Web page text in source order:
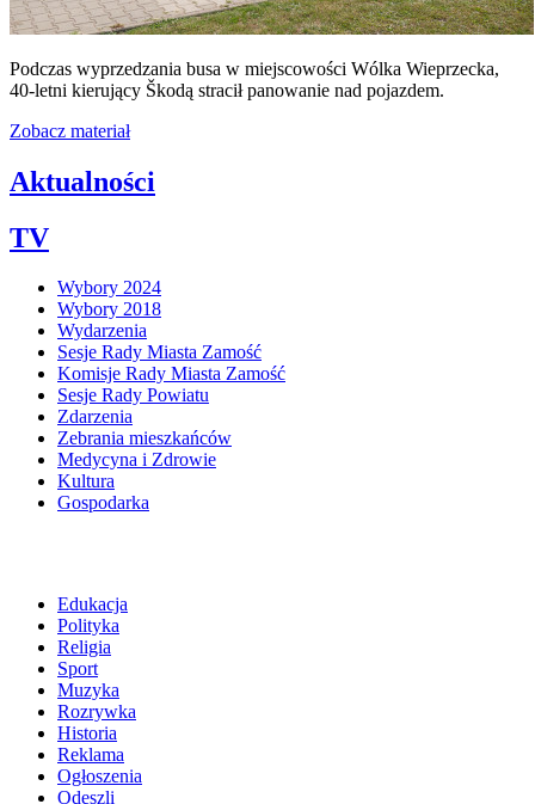
Podczas wyprzedzania busa w miejscowości Wólka Wieprzecka,
40-letni kierujący Škodą stracił panowanie nad pojazdem.
Zobacz materiał
Aktualności
TV
Wybory 2024
Wybory 2018
Wydarzenia
Sesje Rady Miasta Zamość
Komisje Rady Miasta Zamość
Sesje Rady Powiatu
Zdarzenia
Zebrania mieszkańców
Medycyna i Zdrowie
Kultura
Gospodarka
Edukacja
Polityka
Religia
Sport
Muzyka
Rozrywka
Historia
Reklama
Ogłoszenia
Odeszli